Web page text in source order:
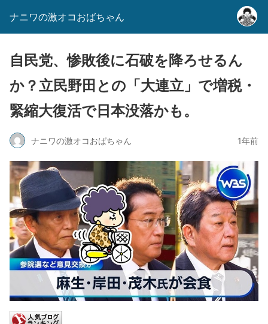
ナニワの激オコおばちゃん
自民党、惨敗後に石破を降ろせるん
か？立民野田との「大連立」で増税・
緊縮大復活で日本没落かも。
ナニワの激オコおばちゃん 1年前